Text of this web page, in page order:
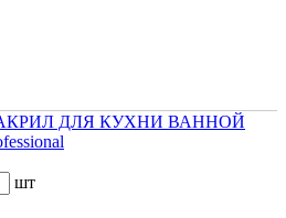
ДЛЯ КУХНИ ВАННОЙ
шт